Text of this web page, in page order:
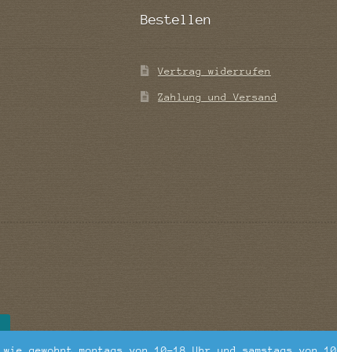
Bestellen
Vertrag widerrufen
Zahlung und Versand